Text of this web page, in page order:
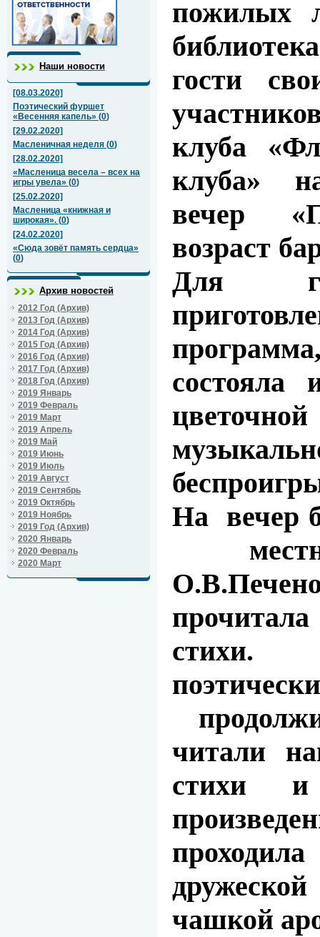
Наши новости
[08.03.2020]
Поэтический фуршет
«Весенняя капель» (0)
[29.02.2020]
Масленичная неделя (0)
[28.02.2020]
«Масленица весела – всех на
игры увела» (0)
[25.02.2020]
Масленица «книжная и
широкая». (0)
[24.02.2020]
«Сюда зовёт память сердца»
(0)
Архив новостей
2012 Год (Архив)
2013 Год (Архив)
2014 Год (Архив)
2015 Год (Архив)
2016 Год (Архив)
2017 Год (Архив)
2018 Год (Архив)
2019 Январь
2019 Февраль
2019 Март
2019 Апрель
2019 Май
2019 Июнь
2019 Июль
2019 Август
2019 Сентябрь
2019 Октябрь
2019 Ноябрь
2019 Год (Архив)
2020 Январь
2020 Февраль
2020 Март
пожилых
гости
клуба
клуба»
вечер
возраст
Для
состояла
На вечер
прочитала
читали
стихи
чашкой